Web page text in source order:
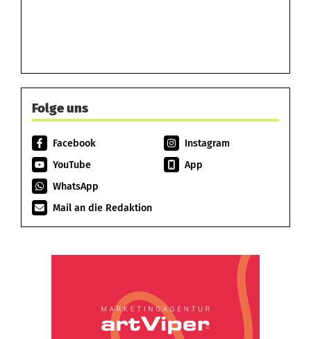
Folge uns
Facebook
Instagram
YouTube
App
WhatsApp
Mail an die Redaktion